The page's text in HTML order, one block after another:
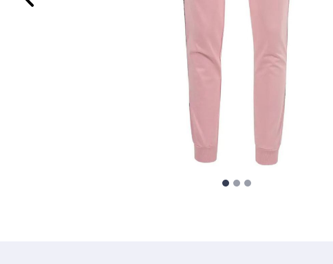
Προηγούμενο